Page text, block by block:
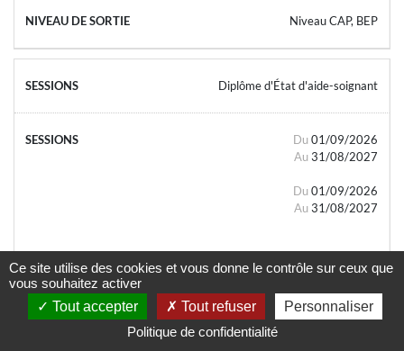
Niveau CAP, BEP
Diplôme d'État d'aide-soignant
Du 01/09/2026
Au 31/08/2027
Du 01/09/2026
Au 31/08/2027
- Tout public
Ce site utilise des cookies et vous donne le contrôle sur ceux que
vous souhaitez activer
Tout accepter
Tout refuser
Personnaliser
Politique de confidentialité